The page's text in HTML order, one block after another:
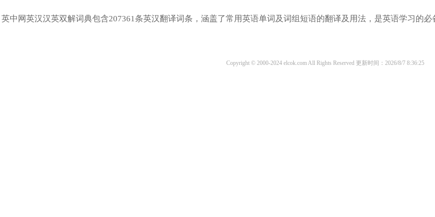
英中网英汉汉英双解词典包含207361条英汉翻译词条，涵盖了常用英语单词及词组短语的翻译及用法，是英语学习的必
Copyright © 2000-2024 elcok.com All Rights Reserved 更新时间：2026/8/7 8:36:25